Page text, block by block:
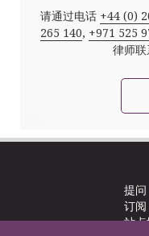
请通过电话 +44 (0)
265 140, +971 525
律师
提问
订阅
站